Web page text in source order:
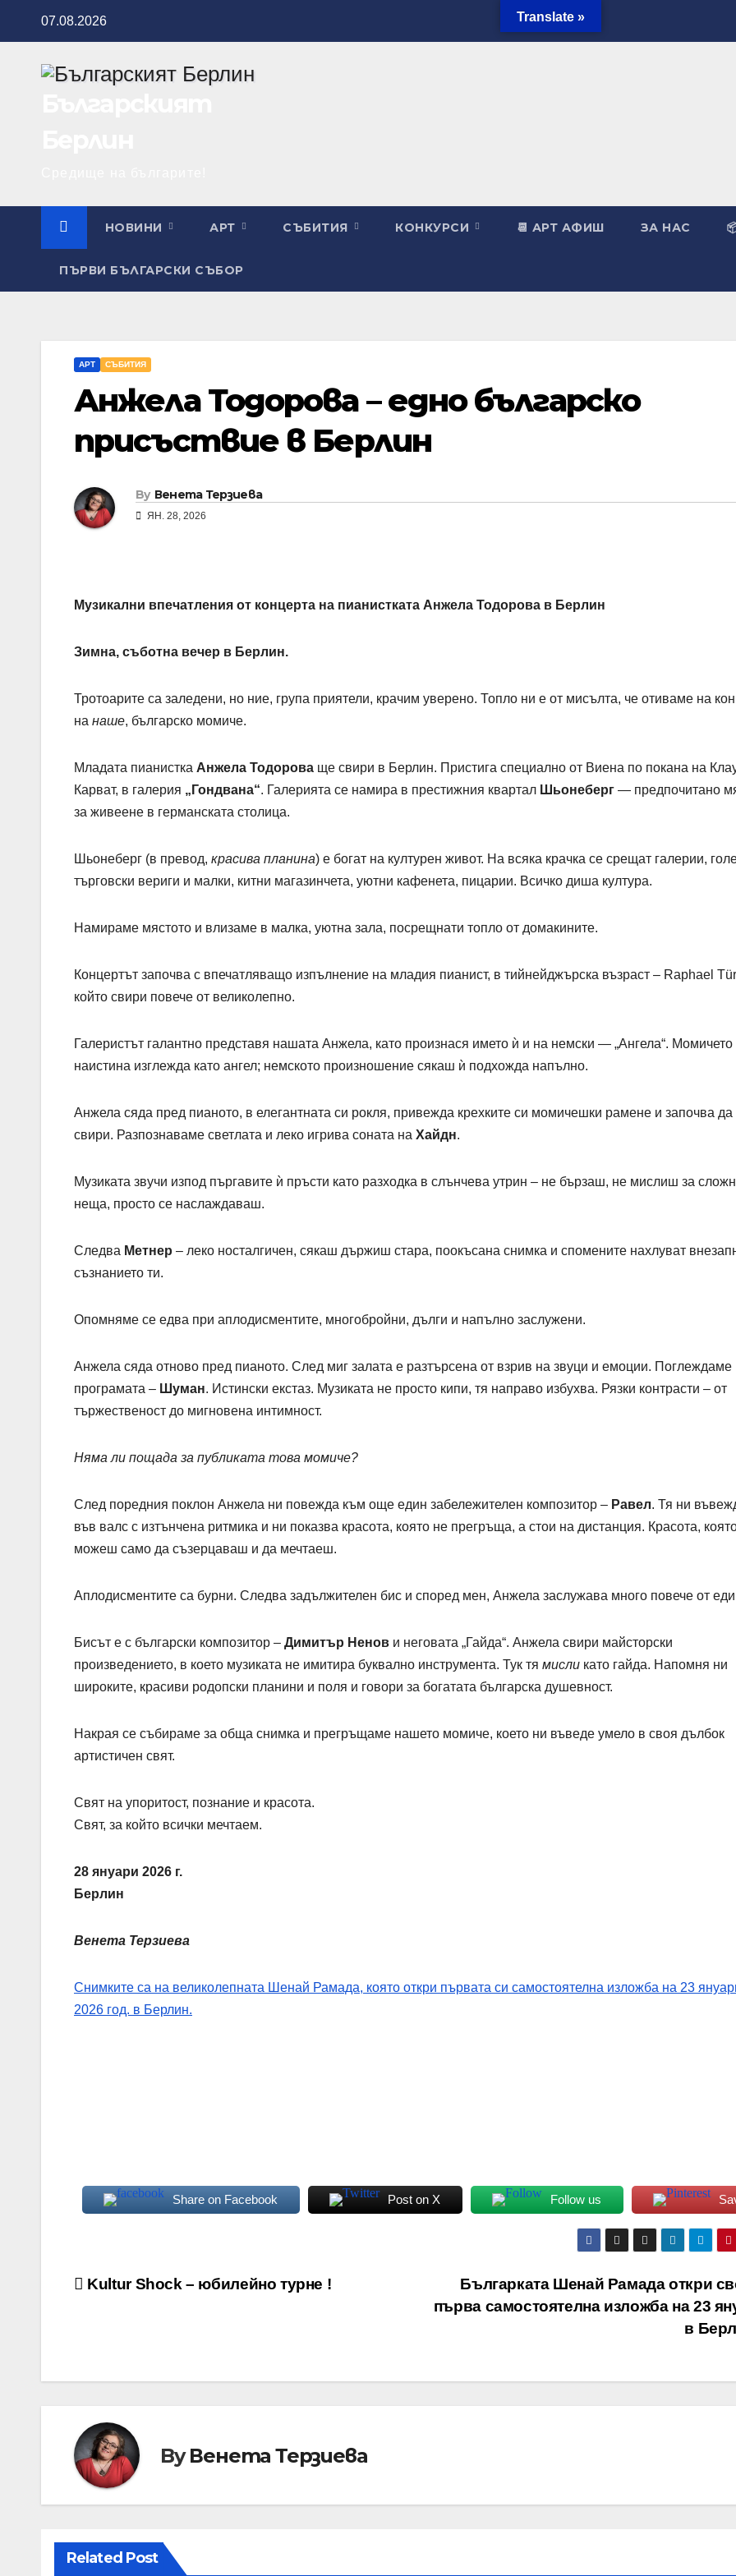
07.08.2026
НОВИНИ АРТ СЪБИТИЯ КОНКУРСИ 📆 АРТ АФИШ ЗА НАС
ПЪРВИ БЪЛГАРСКИ СЪБОР
АРТ СЪБИТИЯ
Анжела Тодорова – едно българско
присъствие в Берлин
By Венета Терзиева
ЯН. 28, 2026
Музикални впечатления от концерта на пианистката Анжела Тодорова в Берлин
Зимна, съботна вечер в Берлин.
Тротоарите са заледени, но ние, група приятели, крачим уверено. Топло ни е от мисълта, че отиваме на
на наше, българско момиче.
Младата пианистка Анжела Тодорова ще свири в Берлин. Пристига специално от Виена по покана на
Карват, в галерия „Гондвана“. Галерията се намира в престижния квартал Шьонеберг — предпочитано
за живеене в германската столица.
Шьонеберг (в превод, красива планина) е богат на културен живот. На всяка крачка се срещат галерии,
търговски вериги и малки, китни магазинчета, уютни кафенета, пицарии. Всичко диша култура.
Намираме мястото и влизаме в малка, уютна зала, посрещнати топло от домакините.
Концертът започва с впечатляващо изпълнение на младия пианист, в тийнейджърска възраст – Raphael
който свири повече от великолепно.
Галеристът галантно представя нашата Анжела, като произнася името ѝ и на немски — „Ангела“. Момичето
наистина изглежда като ангел; немското произношение сякаш ѝ подхожда напълно.
Анжела сяда пред пианото, в елегантната си рокля, привежда крехките си момичешки рамене и започва да
свири. Разпознаваме светлата и леко игрива соната на Хайдн.
Музиката звучи изпод пъргавите ѝ пръсти като разходка в слънчева утрин – не бързаш, не мислиш за
неща, просто се наслаждаваш.
Следва Метнер – леко носталгичен, сякаш държиш стара, поокъсана снимка и спомените нахлуват
съзнанието ти.
Опомняме се едва при аплодисментите, многобройни, дълги и напълно заслужени.
Анжела сяда отново пред пианото. След миг залата е разтърсена от взрив на звуци и емоции. Поглеждаме
програмата – Шуман. Истински екстаз. Музиката не просто кипи, тя направо избухва. Рязки контрасти – от
тържественост до мигновена интимност.
Няма ли пощада за публиката това момиче?
След поредния поклон Анжела ни повежда към още един забележителен композитор – Равел. Тя ни
във валс с изтънчена ритмика и ни показва красота, която не прегръща, а стои на дистанция. Красота,
можеш само да съзерцаваш и да мечтаеш.
Аплодисментите са бурни. Следва задължителен бис и според мен, Анжела заслужава много повече от
Бисът е с български композитор – Димитър Ненов и неговата „Гайда“. Анжела свири майсторски
произведението, в което музиката не имитира буквално инструмента. Тук тя мисли като гайда. Напомня ни
широките, красиви родопски планини и поля и говори за богатата българска душевност.
Накрая се събираме за обща снимка и прегръщаме нашето момиче, което ни въведе умело в своя дълбок
артистичен свят.
Свят на упоритост, познание и красота.
Свят, за който всички мечтаем.
28 януари 2026 г.
Берлин
Венета Терзиева
Снимките са на великолепната Шенай Рамада, която откри първата си самостоятелна изложба на 23
2026 год. в Берлин.
Share on Facebook Post on X Follow us
Навигация
Българката Шенай Рамада откри
първа самостоятелна изложба на 23
в
Kultur Shock – юбилейно турне !
ByВенета Терзиева
Related Post
Translate »